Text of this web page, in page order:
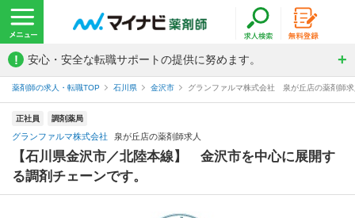
! 安心・安全な転職サポートの提供に努めます。
薬剤師の求人・転職TOP 石川県 金沢市 グランファルマ株式会社 泉が丘店の薬剤師
正社員 調剤薬局
グランファルマ株式会社 泉が丘店の薬剤師求人
【石川県金沢市／北陸本線】 金沢市を中心に展開す
る調剤チェーンです。